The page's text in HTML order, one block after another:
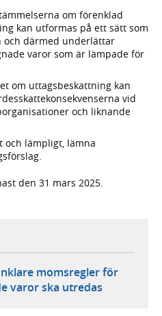
om förenklad
kan utformas på ett sätt som
och därmed underlättar
varor som är lämpade för
om uttagsbeskattning kan
vid
och liknande
och lämpligt, lämna
den 31 mars 2025.
momsregler för
varor ska utredas